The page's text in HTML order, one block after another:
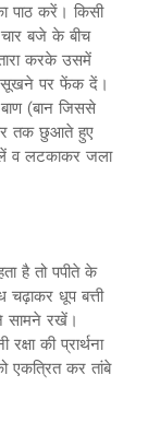
पाठ करें। किसी
चार बजे के बीच
करके उसमें
सूखने पर फेंक दें।
बाण (बान जिससे
पैर तक छुआते हुए
व लटकाकर जला
है तो पपीते के
चढ़ाकर धूप बत्ती
सामने रखें।
की प्रार्थना
एकत्रित कर तांबे